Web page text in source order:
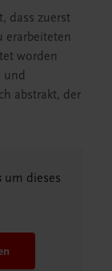
dass zuerst
erarbeiteten
worden
und
abstrakt, der
um dieses